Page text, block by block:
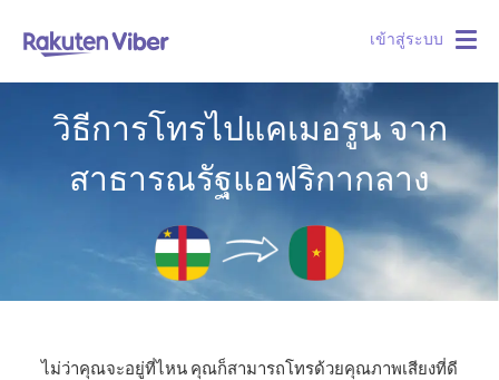
เข้าสู่ระบบ
วิธีการโทรไปแคเมอรูน จาก
สาธารณรัฐแอฟริกากลาง
ไม่ว่าคุณจะอยู่ที่ไหน คุณก็สามารถโทรด้วยคุณภาพเสียงที่ดี